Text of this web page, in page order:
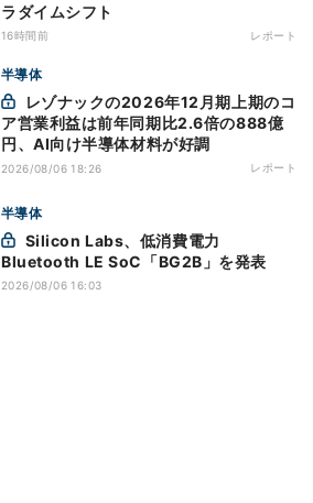
ラダイムシフト
16時間前 レポート
半導体
ア営業利益は前年同期比2.6倍の888億
円、AI向け半導体材料が好調
2026/08/06 18:26 レポート
半導体
Bluetooth LE SoC「BG2B」を発表
2026/08/06 16:03